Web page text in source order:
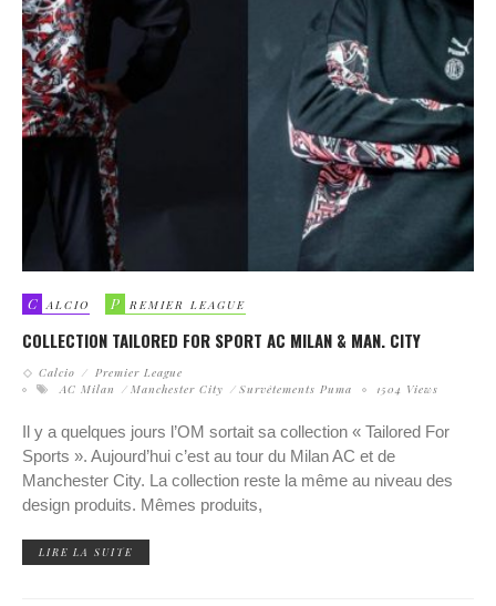
C ALCIO P REMIER LEAGUE
COLLECTION TAILORED FOR SPORT AC MILAN & MAN. CITY
Calcio
Premier League
AC Milan
Manchester City Survêtements Puma 1504 Views
Il y a quelques jours l’OM sortait sa collection « Tailored For
Sports ». Aujourd’hui c’est au tour du Milan AC et de
Manchester City. La collection reste la même au niveau des
design produits. Mêmes produits,
LIRE LA SUITE